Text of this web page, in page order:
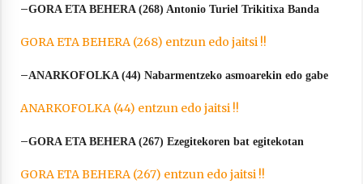
–GORA ETA BEHERA (268) Antonio Turiel Trikitixa Banda
GORA ETA BEHERA (268) entzun edo jaitsi !!
–ANARKOFOLKA (44) Nabarmentzeko asmoarekin edo gabe
ANARKOFOLKA (44) entzun edo jaitsi !!
–GORA ETA BEHERA (267) Ezegitekoren bat egitekotan
GORA ETA BEHERA (267) entzun edo jaitsi !!